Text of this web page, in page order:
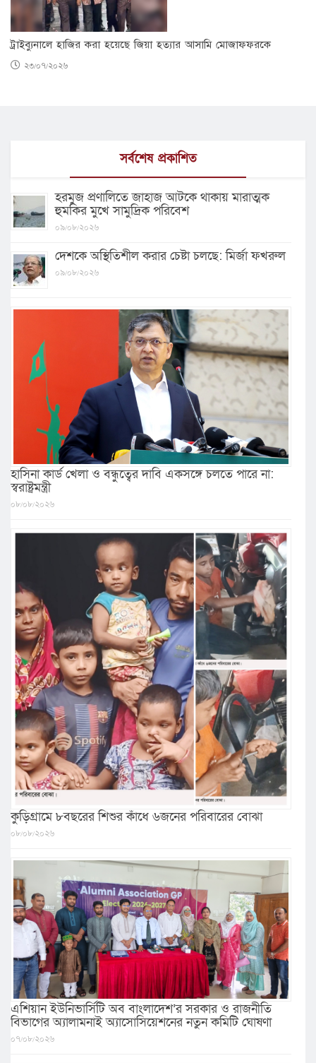
ট্রাইব্যুনালে হাজির করা হয়েছে জিয়া হত্যার আসামি মোজাফফরকে
২৩/০৭/২০২৬
সর্বশেষ প্রকাশিত
হরমুজ প্রণালিতে জাহাজ আটকে থাকায় মারাত্মক
হুমকির মুখে সামুদ্রিক পরিবেশ
০৯/০৮/২০২৬
দেশকে অস্থিতিশীল করার চেষ্টা চলছে: মির্জা ফখরুল
০৯/০৮/২০২৬
হাসিনা কার্ড খেলা ও বন্ধুত্বের দাবি একসঙ্গে চলতে পারে না:
স্বরাষ্ট্রমন্ত্রী
০৮/০৮/২০২৬
কুড়িগ্রামে ৮বছরের শিশুর কাঁধে ৬জনের পরিবারের বোঝা
০৮/০৮/২০২৬
এশিয়ান ইউনিভার্সিটি অব বাংলাদেশ’র সরকার ও রাজনীতি
বিভাগের অ্যালামনাই অ্যাসোসিয়েশনের নতুন কমিটি ঘোষণা
০৭/০৮/২০২৬